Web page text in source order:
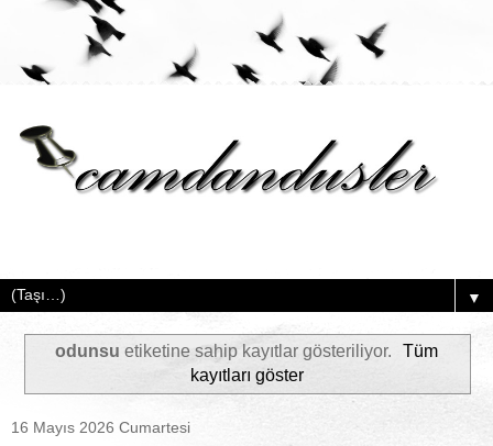
▼
odunsu etiketine sahip kayıtlar gösteriliyor.
Tüm
kayıtları göster
16 Mayıs 2026 Cumartesi